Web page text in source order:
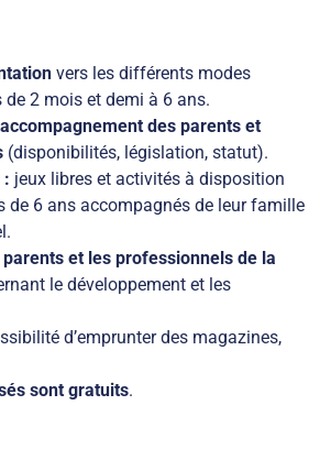
vers les différents modes
de 2 mois et demi à 6 ans.
des parents et
(disponibilités, législation, statut).
: jeux libres et activités à disposition
de 6 ans accompagnés de leur famille
et les professionnels de la
le développement et les
d’emprunter des magazines,
sont gratuits.